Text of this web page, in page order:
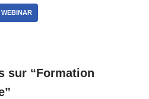
WEBINAR
sur “Formation